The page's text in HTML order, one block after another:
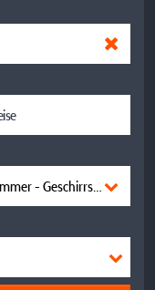
- Geschirrspüler, Grill